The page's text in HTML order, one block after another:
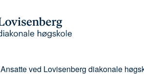
Ansatte ved Lovisenberg diakonale